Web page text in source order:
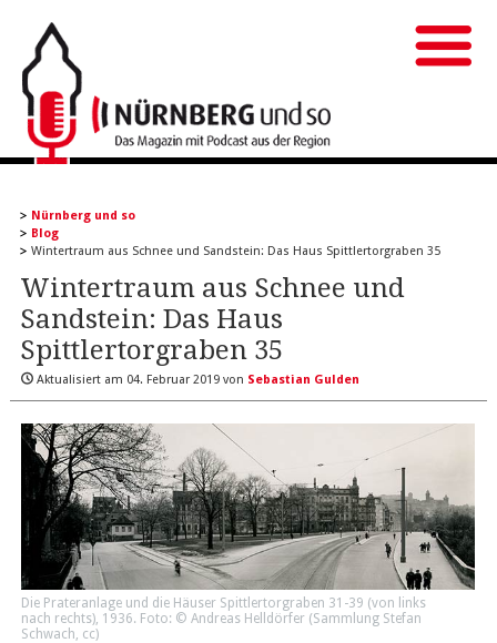
Nürnberg und so
Blog
Wintertraum aus Schnee und Sandstein: Das Haus Spittlertorgraben 35
Wintertraum aus Schnee und
Sandstein: Das Haus
Spittlertorgraben 35
Aktualisiert am 04. Februar 2019von Sebastian Gulden
Die Prateranlage und die Häuser Spittlertorgraben 31-39 (von links
nach rechts), 1936. Foto: © Andreas Helldörfer (Sammlung Stefan
Schwach, cc)